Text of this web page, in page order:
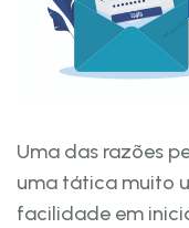
Uma das razões
uma tática muito
facilidade em